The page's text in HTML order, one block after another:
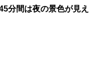
分間は夜の景色が見え